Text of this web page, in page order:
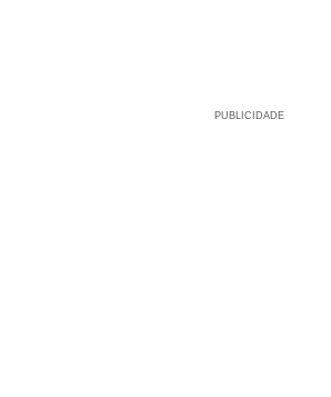
PUBLICIDADE